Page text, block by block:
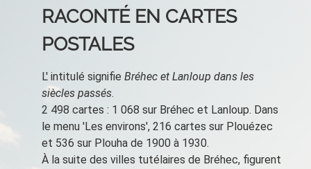
RACONTÉ EN CARTES
POSTALES
L' intitulé signifie Bréhec et Lanloup dans les
siècles passés.
2 498 cartes : 1 068 sur Bréhec et Lanloup. Dans
le menu 'Les environs', 216 cartes sur Plouézec
et 536 sur Plouha de 1900 à 1930.
À la suite des villes tutélaires de Bréhec, figurent